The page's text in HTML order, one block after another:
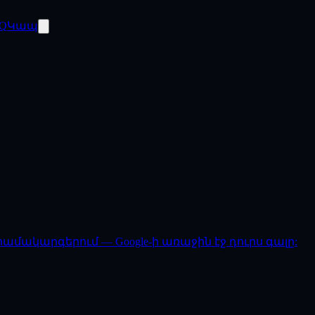
Կապ
— Google-ի առաջին էջ դուրս գալը: